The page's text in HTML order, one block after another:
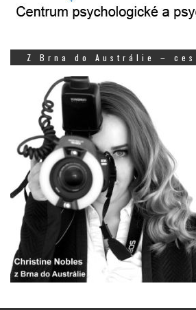
Z Brna do Austrálie –